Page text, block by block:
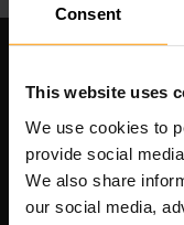
Consent
This website uses
We use cookies to
provide social
We also share
our social media,
Scalable Hosting
등록 코드: 14652605